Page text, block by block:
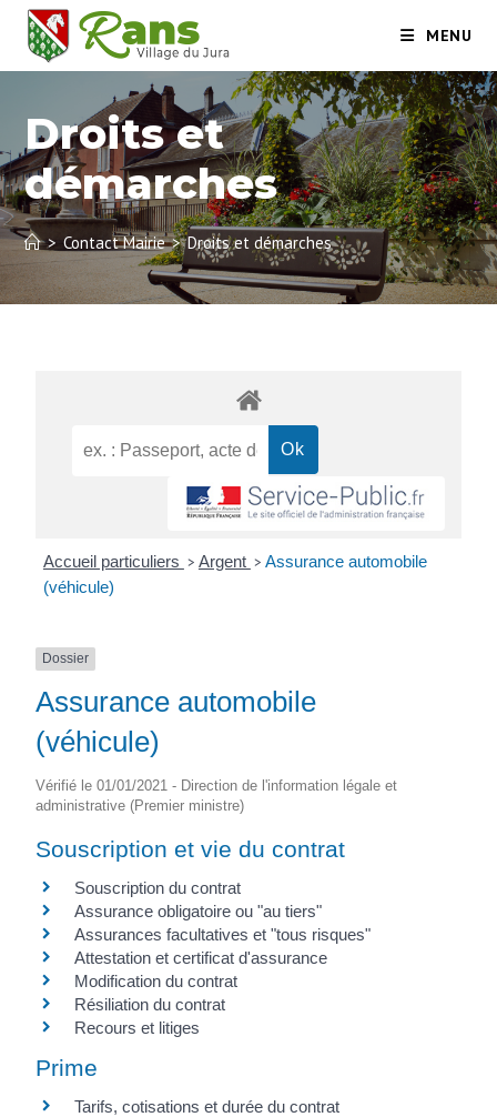
MENU
Droits et
démarches
> Contact Mairie > Droits et démarches
Accueil particuliers > Argent > Assurance automobile
(véhicule)
Dossier
Assurance automobile
(véhicule)
Vérifié le 01/01/2021 - Direction de l'information légale et
administrative (Premier ministre)
Souscription et vie du contrat
Souscription du contrat
Assurance obligatoire ou "au tiers"
Assurances facultatives et "tous risques"
Attestation et certificat d'assurance
Modification du contrat
Résiliation du contrat
Recours et litiges
Prime
Tarifs, cotisations et durée du contrat